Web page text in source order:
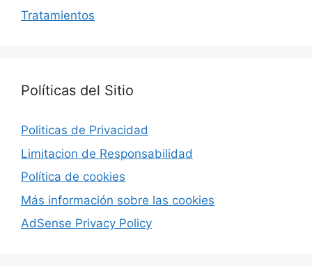
Tratamientos
Políticas del Sitio
Politicas de Privacidad
Limitacion de Responsabilidad
Política de cookies
Más información sobre las cookies
AdSense Privacy Policy